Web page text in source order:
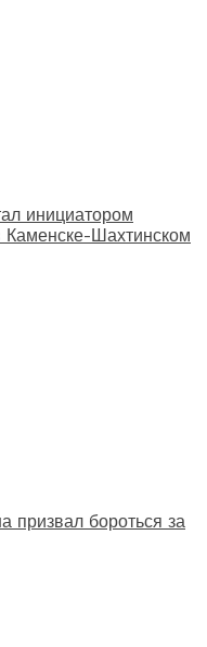
инициатором
Каменске-Шахтинском
призвал бороться за